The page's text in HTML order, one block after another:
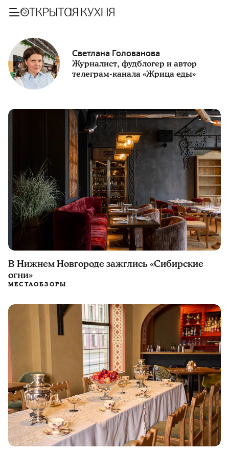
Светлана Голованова
Журналист, фудблогер и автор
телеграм-канала «Жрица еды»
В Нижнем Новгороде зажглись «Сибирские
огни»
МЕСТАОБЗОРЫ